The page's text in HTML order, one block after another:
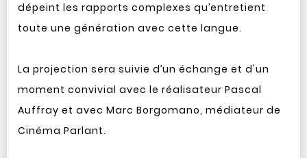
dépeint les rapports complexes qu’entretient
toute une génération avec cette langue.
La projection sera suivie d’un échange et d'un
moment convivial avec le réalisateur Pascal
Auffray et avec Marc Borgomano, médiateur de
Cinéma Parlant.